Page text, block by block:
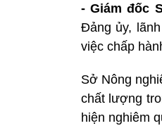
- Giám đốc
Đảng ủy,
việc chấp
Sở Nông
chất lượng
hiện nghiêm